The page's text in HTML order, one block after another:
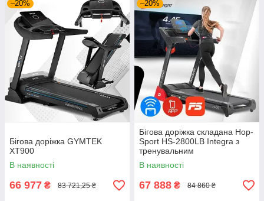
–20%
Бігова доріжка GYMTEK
XT900
В наявності
66 977 ₴ 83 721,25 ₴
–20%
Бігова доріжка складана Hop-
Sport HS-2800LB Integra з
тренувальним
комп'ютером/18 програм
тренувань
В наявності
67 888 ₴ 84 860 ₴